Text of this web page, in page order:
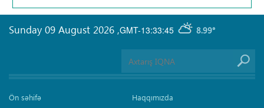
GMT-13:33:45 8.99°
Sunday 09 August 2026 ,
Ön səhifə
Haqqımızda